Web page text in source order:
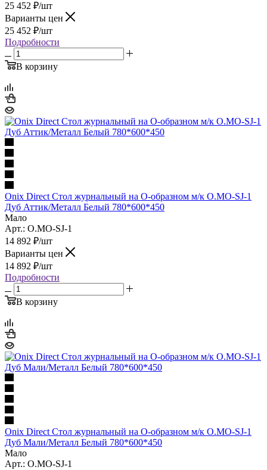
25 452 ₽/шт
Варианты цен
25 452 ₽/шт
Подробности
В корзину
Onix Direct Стол журнальный на О-образном м/к O.MO-SJ-1
Дуб Аттик/Металл Белый 780*600*450
Мало
Арт.: O.MO-SJ-1
14 892 ₽/шт
Варианты цен
14 892 ₽/шт
Подробности
В корзину
Onix Direct Стол журнальный на О-образном м/к O.MO-SJ-1
Дуб Мали/Металл Белый 780*600*450
Мало
Арт.: O.MO-SJ-1